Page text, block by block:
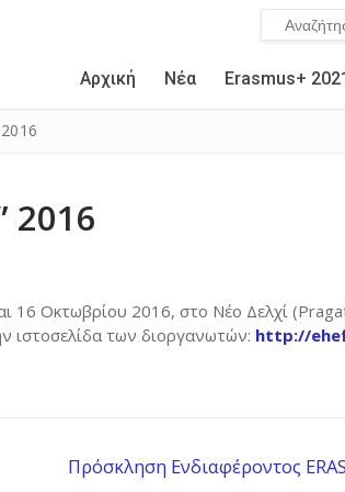
Αρχική Νέα Erasmus+
2014 – 2020
2016
16 Οκτωβρίου 2016, στο Νέο Δελχί
ιστοσελίδα των διοργανωτών: http://
Πρόσκληση Ενδιαφέροντος